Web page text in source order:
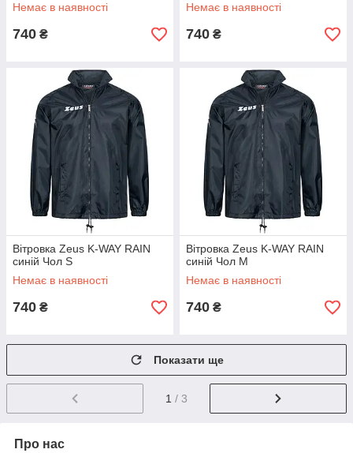
Немає в наявності
740 ₴
Немає в наявності
740 ₴
Вітровка Zeus K-WAY RAIN
синій Чол S
Немає в наявності
740 ₴
Вітровка Zeus K-WAY RAIN
синій Чол M
Немає в наявності
740 ₴
Показати ще
1 / 3
Про нас